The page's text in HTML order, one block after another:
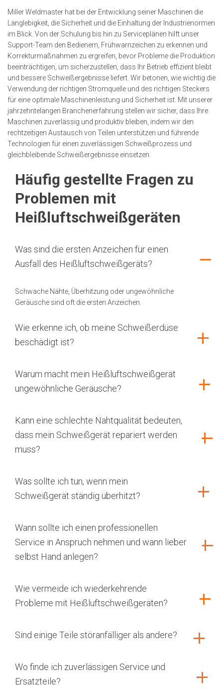
Miller Weldmaster hat bei der Entwicklung seiner Maschinen die
Langlebigkeit, die Sicherheit und die Einhaltung der Industrienormen
im Blick. Von der Schulung bis hin zu Serviceplänen hilft unser
Support-Team den Bedienern, Frühwarnzeichen zu erkennen und
Korrekturmaßnahmen zu ergreifen, bevor Probleme die Produktion
beeinträchtigen, um sicherzustellen, dass Ihr Betrieb effizient bleibt
und bessere Schweißergebnisse liefert. Wir betonen, wie wichtig die
Verwendung der richtigen Stromquelle und des richtigen Steckers
für eine optimale Maschinenleistung und Sicherheit ist. Mit unserer
jahrzehntelangen Branchenerfahrung stellen wir sicher, dass Ihre
Maschinen zuverlässig und produktiv bleiben, indem wir den
rechtzeitigen Austausch von Teilen unterstützen und führende
Technologien für einen zuverlässigen Schweißprozess und
gleichbleibende Schweißergebnisse einsetzen.
Häufig gestellte Fragen zu
Problemen mit
Heißluftschweißgeräten
Was sind die ersten Anzeichen für einen
Ausfall des Heißluftschweißgeräts?
Schwache Nähte, Überhitzung oder ungewöhnliche
Geräusche sind oft die ersten Anzeichen.
Wie erkenne ich, ob meine Schweißerdüse
beschädigt ist?
Warum macht mein Heißluftschweißgerät
ungewöhnliche Geräusche?
Kann eine schlechte Nahtqualität bedeuten,
dass mein Schweißgerät repariert werden
muss?
Was sollte ich tun, wenn mein
Schweißgerät ständig überhitzt?
Wann sollte ich einen professionellen
Service in Anspruch nehmen und wann lieber
selbst Hand anlegen?
Wie vermeide ich wiederkehrende
Probleme mit Heißluftschweißgeräten?
Sind einige Teile störanfälliger als andere?
Wo finde ich zuverlässigen Service und
Ersatzteile?